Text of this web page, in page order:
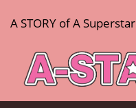
A STORY of A Superstar